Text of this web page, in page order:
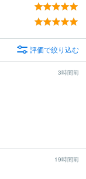
評価で絞り込む
3時間前
19時間前